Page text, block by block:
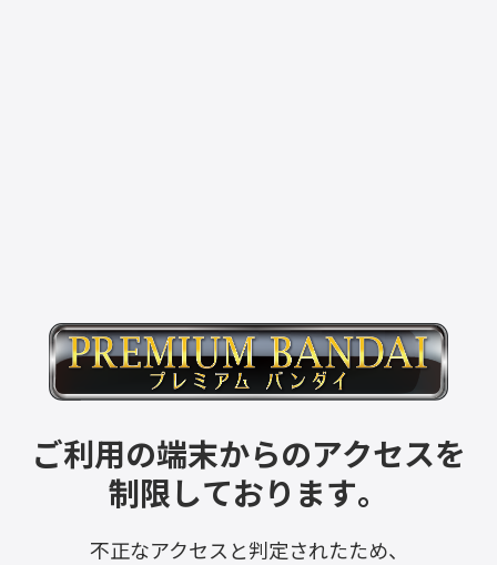
ご利用の端末からのアクセスを
制限しております。
不正なアクセスと判定されたため、